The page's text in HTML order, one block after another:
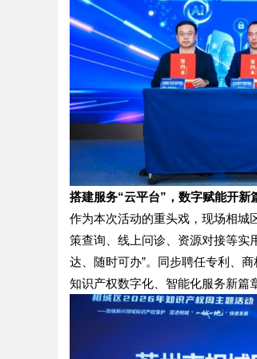
搭建服务“云平台”，数字赋能开新
作为本次活动的重头戏，现场相城
策查询、线上问诊、资源对接等实
达、随时可办”。同步聘任专利、
知识产权数字化、智能化服务新篇